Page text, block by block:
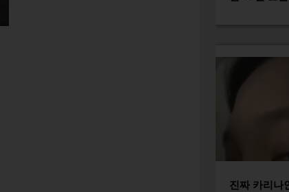
진짜 카리나